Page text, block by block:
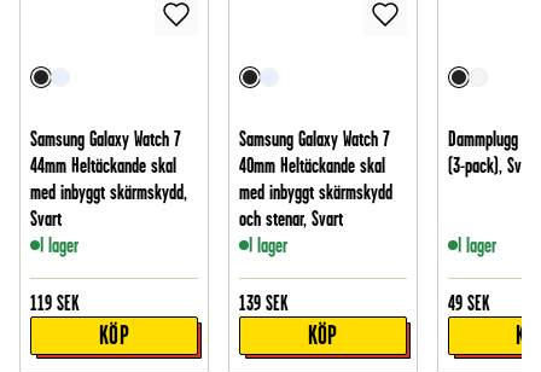
Samsung Galaxy Watch 7
44mm Heltäckande skal
med inbyggt skärmskydd,
Svart
I lager
119 SEK
KÖP
Samsung Galaxy Watch 7
40mm Heltäckande skal
med inbyggt skärmskydd
och stenar, Svart
I lager
139 SEK
KÖP
Dammplugg
(3-pack), Svart
I lager
49 SEK